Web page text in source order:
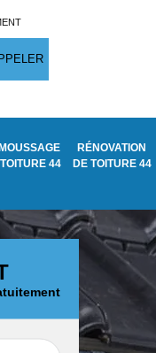
44
RÉNOVATION
DE TOITURE 44
Démoussage
nettoyage de tuile
44